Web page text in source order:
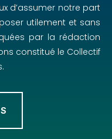
d’assumer notre part
utilement et sans
par la rédaction
constitué le Collectif